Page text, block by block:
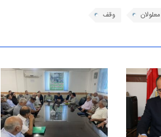
معلولان وقف